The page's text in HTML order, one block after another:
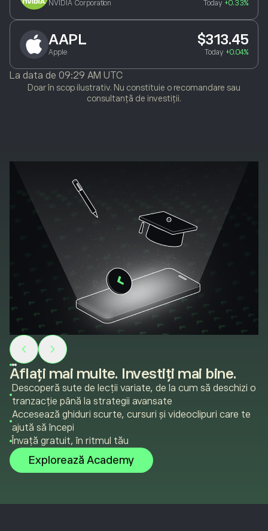
NVIDIA Corporation Today +0.33%
AAPL
Apple
$313.45
Today +0.04%
La data de 09:29 AM UTC
Doar în scop ilustrativ. Nu constituie o recomandare sau
consultanță de investiții.
Aflați mai multe. Investiți mai bine.
Descoperă sute de lecții variate, de la cum să deschizi o
tranzacție până la strategii avansate
Accesează ghiduri scurte, cursuri și videoclipuri care te
ajută să începi
Învață gratuit, în ritmul tău
Explorează Academy